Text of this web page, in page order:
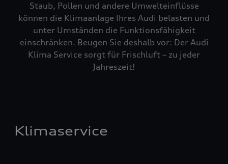
Staub, Pollen und andere Umwelteinflüsse
können die Klimaanlage Ihres Audi belasten und
unter Umständen die Funktionsfähigkeit
einschränken. Beugen Sie deshalb vor: Der Audi
Klima Service sorgt für Frischluft – zu jeder
Jahreszeit!
Klimaservice